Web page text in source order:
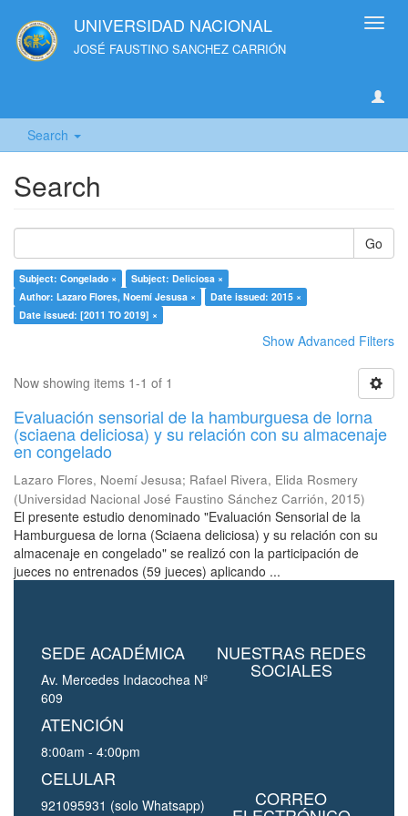
UNIVERSIDAD NACIONAL
JOSÉ FAUSTINO SANCHEZ CARRIÓN
Search
Search
Go
Subject: Congelado ×
Subject: Deliciosa ×
Author: Lazaro Flores, Noemí Jesusa ×
Date issued: 2015 ×
Date issued: [2011 TO 2019] ×
Show Advanced Filters
Now showing items 1-1 of 1
Evaluación sensorial de la hamburguesa de lorna
(sciaena deliciosa) y su relación con su almacenaje
en congelado
Lazaro Flores, Noemí Jesusa; Rafael Rivera, Elida Rosmery
(Universidad Nacional José Faustino Sánchez Carrión, 2015)
El presente estudio denominado "Evaluación Sensorial de la
Hamburguesa de lorna (Sciaena deliciosa) y su relación con su
almacenaje en congelado" se realizó con la participación de
jueces no entrenados (59 jueces) aplicando ...
SEDE ACADÉMICA
Av. Mercedes Indacochea Nº
609
ATENCIÓN
8:00am - 4:00pm
CELULAR
921095931 (solo Whatsapp)
NUESTRAS REDES
SOCIALES
CORREO